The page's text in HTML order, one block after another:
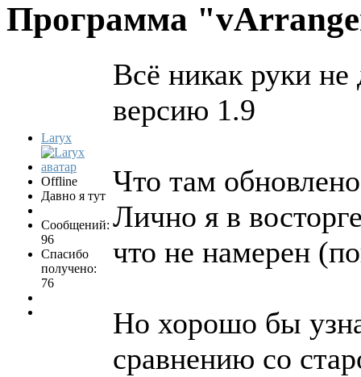
Программа
Laryx
Offline
Давно я тут
Сообщений:
96
Спасибо
получено:
76
Всё никак руки не
версию 1.9
Что там
Лично я в
что не намерен
Но хорошо бы
сравнению со